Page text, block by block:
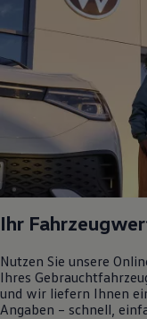
Ihr
Nutzen Sie unsere
Ihres
und wir liefern Ihnen
Angaben – schnell,